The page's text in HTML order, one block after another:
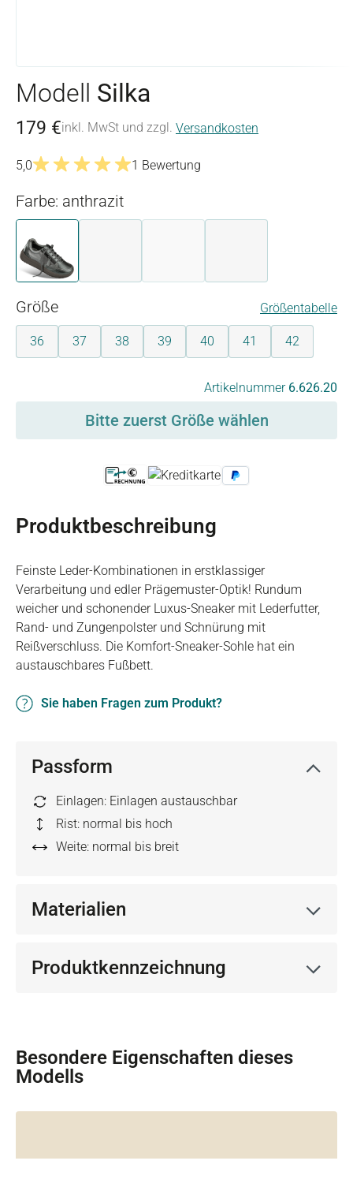
Modell Silka
179 €inkl. MwSt und zzgl. Versandkosten
5,0
1 Bewertung
Farbe: anthrazit
anthrazit
Größeauswählen Größentabelle
36 37 38 39 40 41 42
Artikelnummer 6.626.20
Bitte zuerst Größe wählen
Produktbeschreibung
Feinste Leder-Kombinationen in erstklassiger
Verarbeitung und edler Prägemuster-Optik! Rundum
weicher und schonender Luxus-Sneaker mit Lederfutter,
Rand- und Zungenpolster und Schnürung mit
Reißverschluss. Die Komfort-Sneaker-Sohle hat ein
austauschbares Fußbett.
Sie haben Fragen zum Produkt?
Passform
Einlagen: Einlagen austauschbar
Rist: normal bis hoch
Weite: normal bis breit
Materialien
Produktkennzeichnung
Besondere Eigenschaften dieses
Modells